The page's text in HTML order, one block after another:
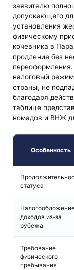
заявителю
допускающего
установления
физическому
кочевника в
продление без
налоговый
страны, не
благодаря
таблице
номадов и ВНЖ
Особенность
статуса
доходов из-за
рубежа
Требование
физического
пребывания